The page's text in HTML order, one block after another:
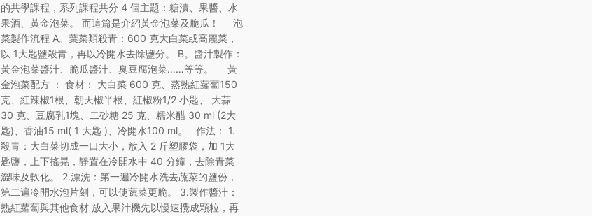
的共學課程，系列課程共分 4 個主題：糖漬、果醬、水
果酒、黃金泡菜。 而這篇是介紹黃金泡菜及脆瓜！ 泡
菜製作流程 A。葉菜類殺青：600 克大白菜或高麗菜，
以 1大匙鹽殺青，再以冷開水去除鹽分。 B。醬汁製作：
黃金泡菜醬汁、脆瓜醬汁、臭豆腐泡菜……等等。 黃
金泡菜配方 ： 食材： 大白菜 600 克、蒸熟紅蘿蔔150
克、紅辣椒1根、朝天椒半根、紅椒粉1/2 小匙、 大蒜
30 克、豆腐乳1塊、二砂糖 25 克、糯米醋 30 ml (2大
匙)、香油15 ml( 1 大匙 )、冷開水100 ml。 作法： 1.
殺青：大白菜切成一口大小，放入 2 斤塑膠袋，加 1大
匙鹽，上下搖晃，靜置在冷開水中 40 分鐘，去除青菜
澀味及軟化。 2.漂洗：第一遍冷開水洗去蔬菜的鹽份，
第二遍冷開水泡片刻，可以使蔬菜更脆。 3.製作醬汁：
熟紅蘿蔔與其他食材 放入果汁機先以慢速攪成顆粒，再